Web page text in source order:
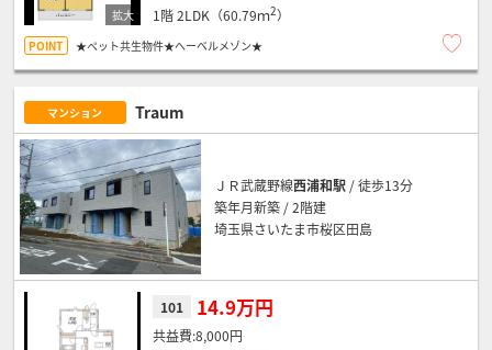
1階2LDK（60.79ｍ2）
★ペット共生物件★へーベルメゾン★
マンション Traum
ＪＲ武蔵野線西浦和駅 / 徒歩13分
築年月新築 / 2階建
埼玉県さいたま市桜区田島
101 14.9万円
8,000円